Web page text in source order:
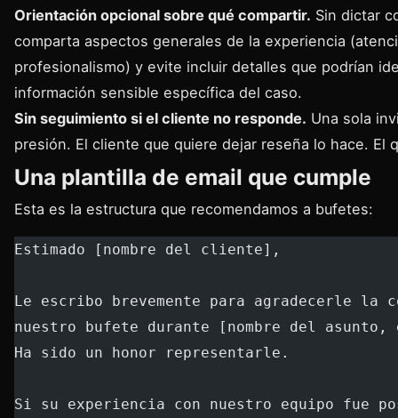
Orientación opcional sobre qué compartir. Sin dictar
comparta aspectos generales de la experiencia
profesionalismo) y evite incluir detalles que podrían
información sensible específica del caso.
Sin seguimiento si el cliente no responde. Una sola
presión. El cliente que quiere dejar reseña lo hace. El
Una plantilla de email que cumple
Esta es la estructura que recomendamos a bufetes:
Estimado [nombre del cliente],
Le escribo brevemente para agradecerle la
nuestro bufete durante [nombre del
Ha sido un honor representarle.
Si su experiencia con nuestro equipo fue